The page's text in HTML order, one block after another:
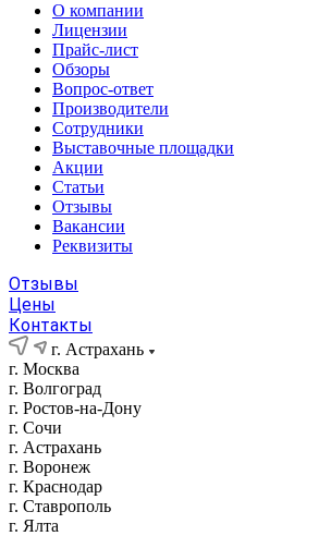
О компании
Лицензии
Прайс-лист
Обзоры
Вопрос-ответ
Производители
Сотрудники
Выставочные площадки
Акции
Статьи
Отзывы
Вакансии
Реквизиты
Отзывы
Цены
Контакты
г. Астрахань
г. Москва
г. Волгоград
г. Ростов-на-Дону
г. Сочи
г. Астрахань
г. Воронеж
г. Краснодар
г. Ставрополь
г. Ялта